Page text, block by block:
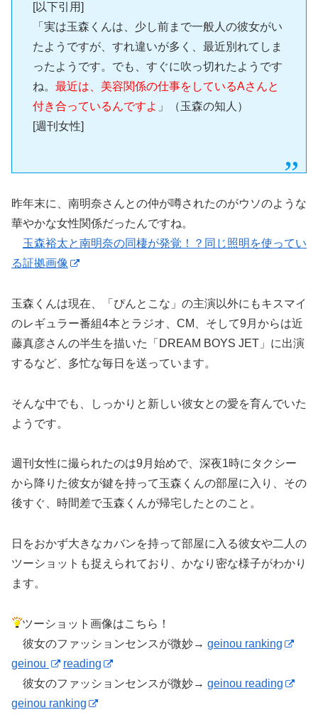
[以下引用]
「実は玉森くんは、少し前まで一般人の彼女がい
たようですが、すれ違いが多く、最近別れてしま
ったようです。でも、すぐに吹っ切れたようです
ね。 最近は、美容関係の仕事をしているAさんと
付き合っているんですよ 」（玉森の知人）
[週刊女性]
昨年末に、南明奈さんとの仲が噂されたのがウソのような
華やかな女性関係だったんですね。
玉森裕太と南明奈の同棲が発覚！？同じ照明を使ってい
る証拠画像
玉森くんは現在、「ぴんとこな」の主演以外にもキスマイ
のレギュラー番組4本とラジオ、CM、そして9月からは近
藤真彦さんの半生を描いた「DREAM BOYS JET」に出演
するなど、多忙な毎日を送っています。
そんな中でも、しっかりと新しい彼女との愛を育んでいた
ようです。
週刊女性に撮られたのは9月始めで、深夜1時にタクシー
から降りた彼女が鍵を持って玉森くんの部屋に入り、その
後すぐ、時間差で玉森くんが帰宅したとのこと。
日をおかず大きなカバンを持って部屋に入る彼女や二人の
ツーショットも捉えられており、かなり密な様子がわかり
ます。
ツーショット画像はこちら！
彼女のファッションセンスが微妙→ geinou ranking
geinou
reading
彼女のファッションセンスが微妙→ geinou reading
geinou ranking